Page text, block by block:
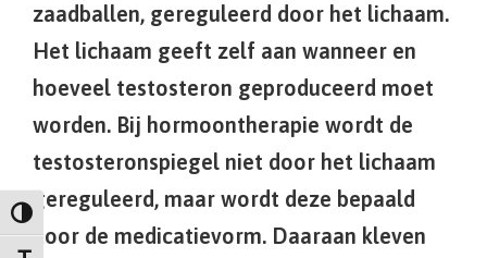
Keuze voor hoog contrast
zaadballen, gereguleerd door het lichaam.
Het lichaam geeft zelf aan wanneer en
hoeveel testosteron geproduceerd moet
worden. Bij hormoontherapie wordt de
testosteronspiegel niet door het lichaam
gereguleerd, maar wordt deze bepaald
door de medicatievorm. Daaraan kleven